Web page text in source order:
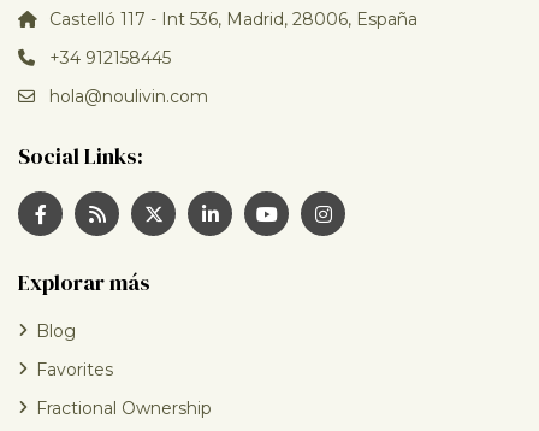
Castelló 117 - Int 536, Madrid, 28006, España
+34 912158445
hola@noulivin.com
Social Links:
Explorar más
Blog
Favorites
Fractional Ownership